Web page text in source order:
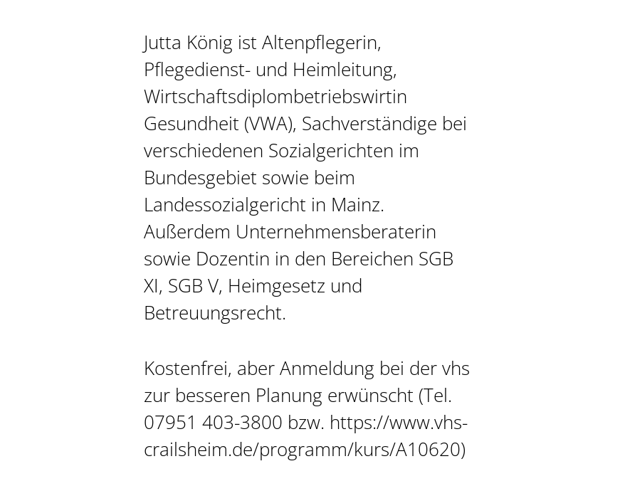
Jutta König ist Altenpflegerin,
Pflegedienst- und Heimleitung,
Wirtschaftsdiplombetriebswirtin
Gesundheit (VWA), Sachverständige bei
verschiedenen Sozialgerichten im
Bundesgebiet sowie beim
Landessozialgericht in Mainz.
Außerdem Unternehmensberaterin
sowie Dozentin in den Bereichen SGB
XI, SGB V, Heimgesetz und
Betreuungsrecht.
Kostenfrei, aber Anmeldung bei der vhs
zur besseren Planung erwünscht (Tel.
07951 403-3800 bzw. https://www.vhs-
crailsheim.de/programm/kurs/A10620)